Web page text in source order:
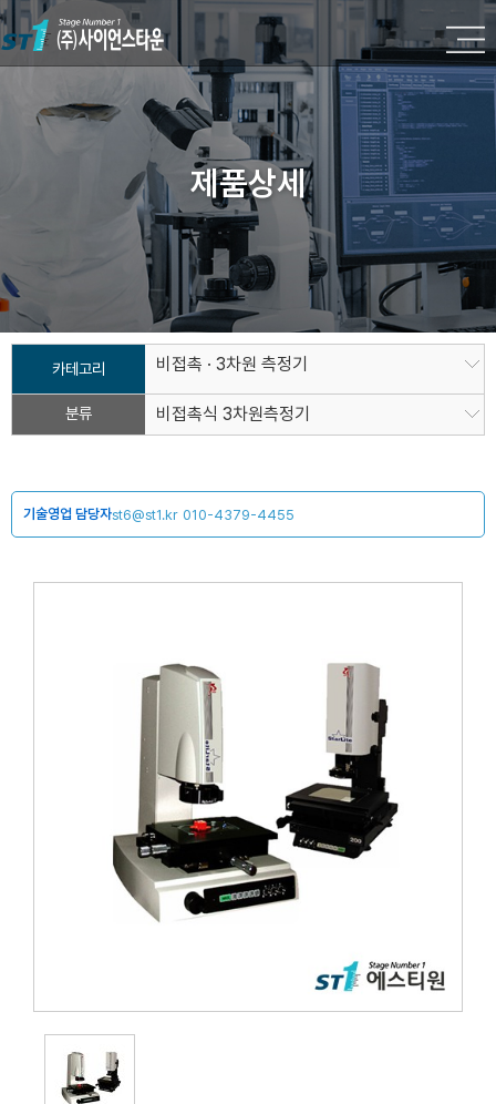
제품상세
카테고리 비접촉 · 3차원 측정기
분류 비접촉식 3차원측정기
기술영업 담당자st6@st1.kr 010-4379-4455